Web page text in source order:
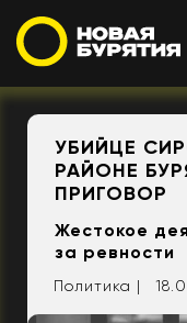
УБИЙЦЕ
РАЙОНЕ
ПРИГОВОР
Жестокое
за ревности
Политика |